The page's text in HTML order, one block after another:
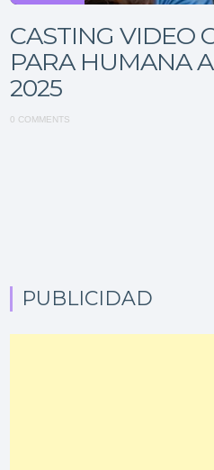
CASTING VIDEO
PARA HUMANA
2025
0 COMMENTS
PUBLICIDAD